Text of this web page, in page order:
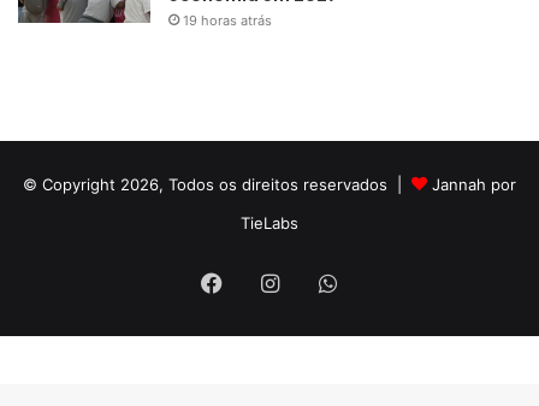
19 horas atrás
© Copyright 2026, Todos os direitos reservados |
Jannah por
TieLabs
FacebookInstagramWhatsApp